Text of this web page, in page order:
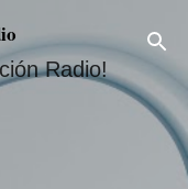
Radio!